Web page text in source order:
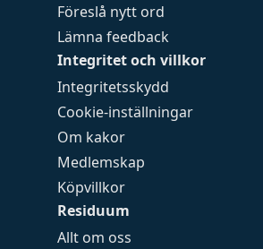
Föreslå nytt ord
Lämna feedback
Integritet och villkor
Integritetsskydd
Cookie-inställningar
Om kakor
Medlemskap
Köpvillkor
Residuum
Allt om oss